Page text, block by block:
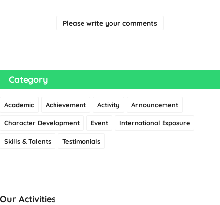
Please write your comments
Category
Academic Achievement Activity Announcement
Character Development Event International Exposure
Skills & Talents Testimonials
Our Activities